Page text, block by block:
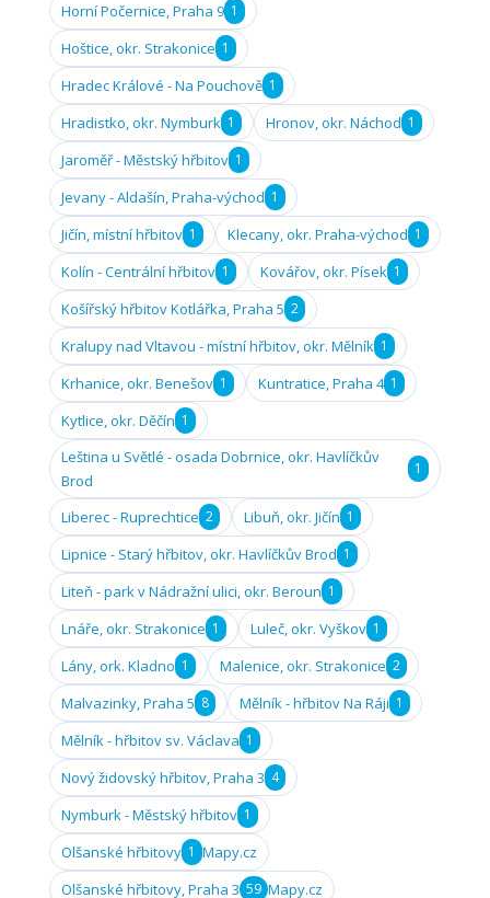
Horní Počernice, Praha 9 1
Hoštice, okr. Strakonice 1
Hradec Králové - Na Pouchově 1
Hradistko, okr. Nymburk 1 Hronov, okr. Náchod 1
Jaroměř - Městský hřbitov 1
Jevany - Aldašín, Praha-východ 1
Jičín, místní hřbitov 1 Klecany, okr. Praha-východ 1
Kolín - Centrální hřbitov 1 Kovářov, okr. Písek 1
Košířský hřbitov Kotlářka, Praha 5 2
Kralupy nad Vltavou - místní hřbitov, okr. Mělník 1
Krhanice, okr. Benešov 1 Kuntratice, Praha 4 1
Kytlice, okr. Děčín 1
Leština u Světlé - osada Dobrnice, okr. Havlíčkův
Brod
1
Liberec - Ruprechtice 2 Libuň, okr. Jičín 1
Lipnice - Starý hřbitov, okr. Havlíčkův Brod 1
Liteň - park v Nádražní ulici, okr. Beroun 1
Lnáře, okr. Strakonice 1 Luleč, okr. Vyškov 1
Lány, ork. Kladno 1 Malenice, okr. Strakonice 2
Malvazinky, Praha 5 8 Mělník - hřbitov Na Ráji 1
Mělník - hřbitov sv. Václava 1
Nový židovský hřbitov, Praha 3 4
Nymburk - Městský hřbitov 1
Olšanské hřbitovy 1 Mapy.cz
Olšanské hřbitovy, Praha 3 59 Mapy.cz